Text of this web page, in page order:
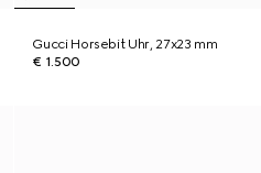
Gucci Horsebit Uhr, 27x23 mm
€ 1.500